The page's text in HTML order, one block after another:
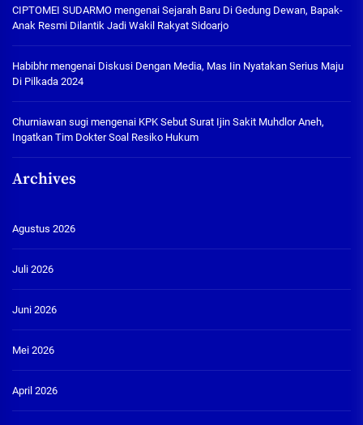
CIPTOMEI SUDARMO mengenai Sejarah Baru Di Gedung Dewan, Bapak-
Anak Resmi Dilantik Jadi Wakil Rakyat Sidoarjo
Habibhrmengenai Diskusi Dengan Media, Mas Iin Nyatakan Serius Maju
Di Pilkada 2024
Churniawan sugi mengenai KPK Sebut Surat Ijin Sakit Muhdlor Aneh,
Ingatkan Tim Dokter Soal Resiko Hukum
Archives
Agustus 2026
Juli 2026
Juni 2026
Mei 2026
April 2026